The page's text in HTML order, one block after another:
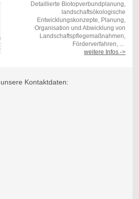
Detaillierte Biotopverbundplanung,
landschaftsökologische
Entwicklungskonzepte, Planung,
Organisation und Abwicklung von
Landschaftspflegemaßnahmen,
Förderverfahren, ...
weitere Infos ->
Kontaktdaten: